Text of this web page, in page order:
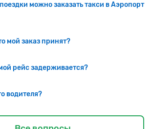
можно заказать такси в Аэропорт
мой заказ принят?
рейс задерживается?
водителя?